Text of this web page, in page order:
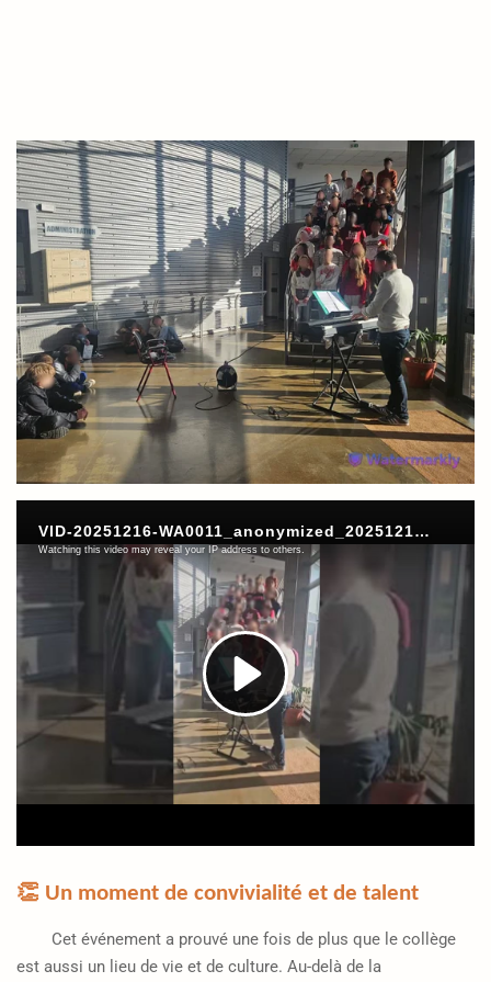
👏 Un moment de convivialité et de talent
Cet événement a prouvé une fois de plus que le collège
est aussi un lieu de vie et de culture. Au-delà de la